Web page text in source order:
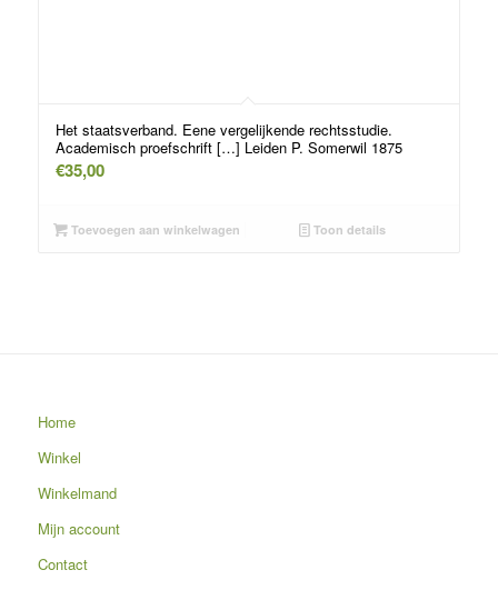
Het staatsverband. Eene vergelijkende rechtsstudie.
Academisch proefschrift […] Leiden P. Somerwil 1875
€35,00
Toevoegen aan winkelwagen Toon details
Home
Winkel
Winkelmand
Mijn account
Contact